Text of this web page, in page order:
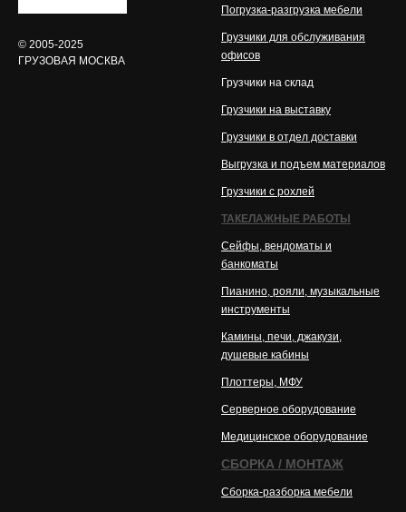
© 2005-2025
ГРУЗОВАЯ МОСКВА
Погрузка-разгрузка мебели
Грузчики для обслуживания
офисов
Грузчики на склад
Грузчики на выставку
Грузчики в отдел доставки
Выгрузка и подъем материалов
Грузчики с рохлей
ТАКЕЛАЖНЫЕ РАБОТЫ
Сейфы, вендоматы и
банкоматы
Пианино, рояли, музыкальные
инструменты
Камины, печи, джакузи,
душевые кабины
Плоттеры, МФУ
Серверное оборудование
Медицинское оборудование
СБОРКА / МОНТАЖ
Сборка-разборка мебели